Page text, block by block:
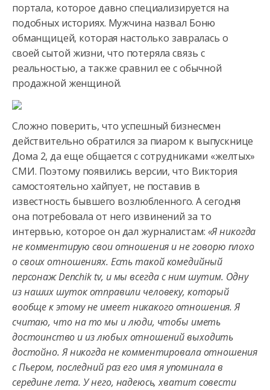
портала, которое давно специализируется на
подобных историях. Мужчина назвал Боню
обманщицей, которая настолько завралась о
своей сытой жизни, что потеряла связь с
реальностью, а также сравнил ее с обычной
продажной женщиной.
Сложно поверить, что успешный бизнесмен
действительно обратился за пиаром к выпускнице
Дома 2, да еще общается с сотрудниками «желтых»
СМИ. Поэтому появились версии, что Виктория
самостоятельно хайпует, не поставив в
известность бывшего возлюбленного. А сегодня
она потребовала от него извинений за то
интервью, которое он дал журналистам: «Я никогда
не комментирую свои отношения и не говорю плохо
о своих отношениях. Есть такой комедийный
персонаж Denchik tv, и мы всегда с ним шутим. Одну
из наших шуток отправили человеку, который
вообще к этому не имеет никакого отношения. Я
считаю, что на то мы и люди, чтобы иметь
достоинство и из любых отношений выходить
достойно. Я никогда не комментировала отношения
с Пьером, последний раз его имя я упоминала в
середине лета. У него, надеюсь, хватит совести